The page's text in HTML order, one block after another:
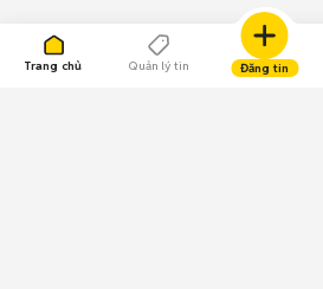
Trang chủ Quản lý tin Đăng tin